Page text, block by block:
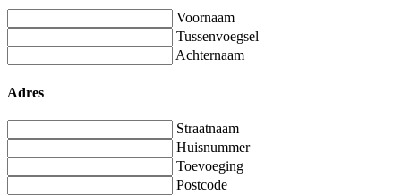
Voornaam
Tussenvoegsel
Achternaam
Adres
Straatnaam
Huisnummer
Toevoeging
Postcode